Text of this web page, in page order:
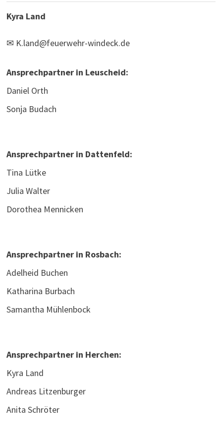
Kyra Land
✉ K.land@feuerwehr-windeck.de
Ansprechpartner in Leuscheid:
Daniel Orth
Sonja Budach
Ansprechpartner in Dattenfeld:
Tina Lütke
Julia Walter
Dorothea Mennicken
Ansprechpartner in Rosbach:
Adelheid Buchen
Katharina Burbach
Samantha Mühlenbock
Ansprechpartner in Herchen:
Kyra Land
Andreas Litzenburger
Anita Schröter